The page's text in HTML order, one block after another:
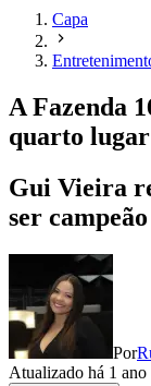
Capa
A Fazenda
quarto
Gui Vieira
ser campeão
Por
Atualizado há 1 ano